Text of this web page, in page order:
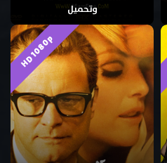
وتحميل
HD 1080p